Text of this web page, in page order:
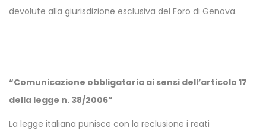
devolute alla giurisdizione esclusiva del Foro di Genova.
“Comunicazione obbligatoria ai sensi dell’articolo 17
della legge n. 38/2006”
La legge italiana punisce con la reclusione i reati